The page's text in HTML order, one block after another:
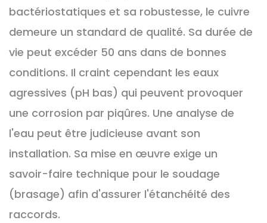
bactériostatiques et sa robustesse, le cuivre
demeure un standard de qualité. Sa durée de
vie peut excéder 50 ans dans de bonnes
conditions. Il craint cependant les eaux
agressives (pH bas) qui peuvent provoquer
une corrosion par piqûres. Une analyse de
l'eau peut être judicieuse avant son
installation. Sa mise en œuvre exige un
savoir-faire technique pour le soudage
(brasage) afin d'assurer l'étanchéité des
raccords.